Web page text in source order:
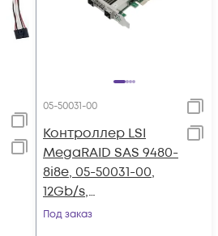
05-50031-00
Контроллер LSI
MegaRAID SAS 9480-
8i8e, 05-50031-00,
12Gb/s,
SAS/SATA/NVMe 8-
Под заказ